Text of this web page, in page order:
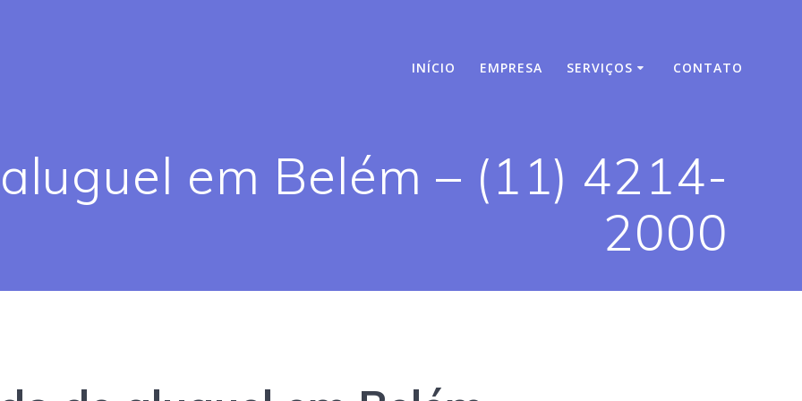
INÍCIO EMPRESA SERVIÇOS CONTATO
em Belém – (11) 4214-
2000